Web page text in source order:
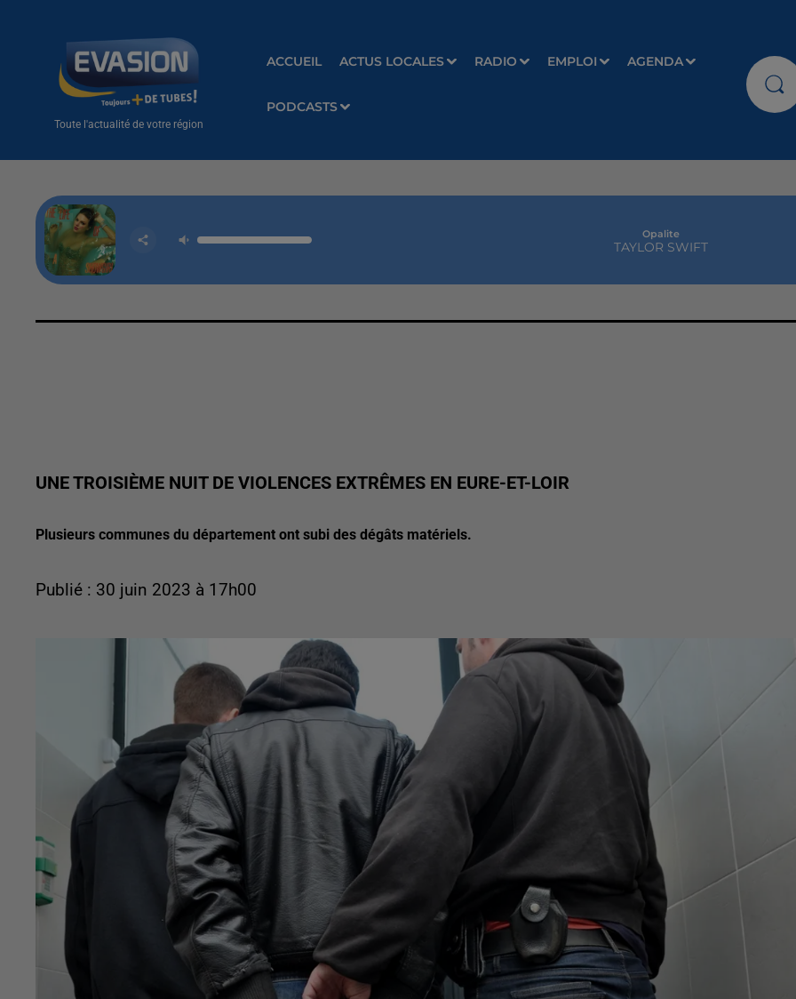
Toute l'actualité de votre région
ACCUEIL ACTUS LOCALES RADIO EMPLOI AGENDA
PODCASTS
Opalite
TAYLOR SWIFT
UNE TROISIÈME NUIT DE VIOLENCES EXTRÊMES EN EURE-ET-LOIR
Plusieurs communes du département ont subi des dégâts matériels.
Publié : 30 juin 2023 à 17h00